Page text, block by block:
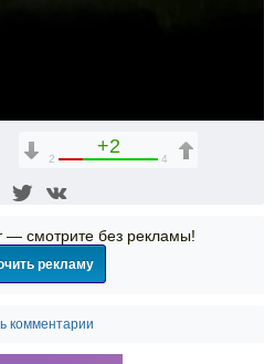
+2
2 4
— смотрите без рекламы!
рекламу
комментарии